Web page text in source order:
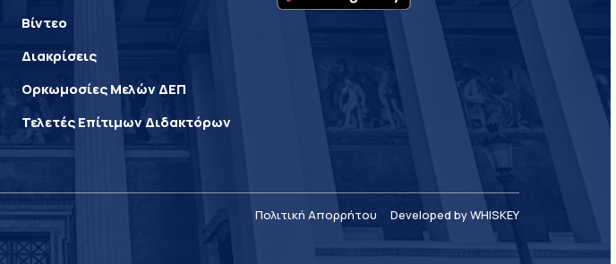
Βίντεο
Διακρίσεις
Ορκωμοσίες Μελών ΔΕΠ
Τελετές Επίτιμων Διδακτόρων
Πολιτική Απορρήτου Developed by WHISKEY